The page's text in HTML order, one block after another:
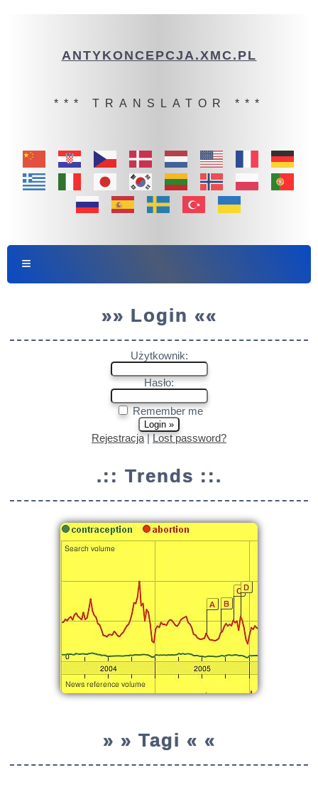
ANTYKONCEPCJA.XMC.PL
*** TRANSLATOR ***
»» Login ««
Użytkownik:
Hasło:
Remember me
Rejestracja|Lost password?
.:: Trends ::.
» » Tagi « «